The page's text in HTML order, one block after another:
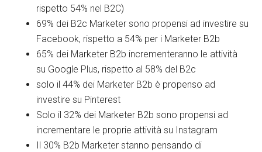
rispetto 54% nel B2C)
69% dei B2c Marketer sono propensi ad investire su
Facebook, rispetto a 54% per i Marketer B2b
65% dei Marketer B2b incrementeranno le attività
su Google Plus, rispetto al 58% del B2c
solo il 44% dei Marketer B2b è propenso ad
investire su Pinterest
Solo il 32% dei Marketer B2b sono propensi ad
incrementare le proprie attività su Instagram
Il 30% B2b Marketer stanno pensando di